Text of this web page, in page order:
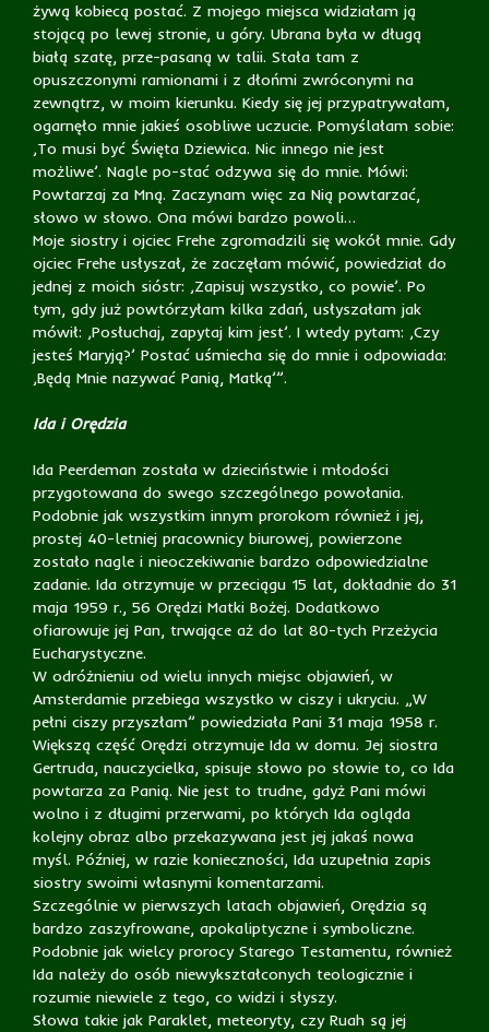
żywą kobiecą postać. Z mojego miejsca widziałam ją
stojącą po lewej stronie, u góry. Ubrana była w długą
białą szatę, prze-pasaną w talii. Stała tam z
opuszczonymi ramionami i z dłońmi zwróconymi na
zewnątrz, w moim kierunku. Kiedy się jej przypatrywałam,
ogarnęło mnie jakieś osobliwe uczucie. Pomyślałam sobie:
‚To musi być Święta Dziewica. Nic innego nie jest
możliwe’. Nagle po-stać odzywa się do mnie. Mówi:
Powtarzaj za Mną. Zaczynam więc za Nią powtarzać,
słowo w słowo. Ona mówi bardzo powoli…
Moje siostry i ojciec Frehe zgromadzili się wokół mnie. Gdy
ojciec Frehe usłyszał, że zaczęłam mówić, powiedział do
jednej z moich sióstr: ‚Zapisuj wszystko, co powie’. Po
tym, gdy już powtórzyłam kilka zdań, usłyszałam jak
mówił: ‚Posłuchaj, zapytaj kim jest’. I wtedy pytam: ‚Czy
jesteś Maryją?’ Postać uśmiecha się do mnie i odpowiada:
‚Będą Mnie nazywać Panią, Matką’”.
Ida i Orędzia
Ida Peerdeman została w dzieciństwie i młodości
przygotowana do swego szczególnego powołania.
Podobnie jak wszystkim innym prorokom również i jej,
prostej 40-letniej pracownicy biurowej, powierzone
zostało nagle i nieoczekiwanie bardzo odpowiedzialne
zadanie. Ida otrzymuje w przeciągu 15 lat, dokładnie do 31
maja 1959 r., 56 Orędzi Matki Bożej. Dodatkowo
ofiarowuje jej Pan, trwające aż do lat 80-tych Przeżycia
Eucharystyczne.
W odróżnieniu od wielu innych miejsc objawień, w
Amsterdamie przebiega wszystko w ciszy i ukryciu. „W
pełni ciszy przyszłam” powiedziała Pani 31 maja 1958 r.
Większą część Orędzi otrzymuje Ida w domu. Jej siostra
Gertruda, nauczycielka, spisuje słowo po słowie to, co Ida
powtarza za Panią. Nie jest to trudne, gdyż Pani mówi
wolno i z długimi przerwami, po których Ida ogląda
kolejny obraz albo przekazywana jest jej jakaś nowa
myśl. Później, w razie konieczności, Ida uzupełnia zapis
siostry swoimi własnymi komentarzami.
Szczególnie w pierwszych latach objawień, Orędzia są
bardzo zaszyfrowane, apokaliptyczne i symboliczne.
Podobnie jak wielcy prorocy Starego Testamentu, również
Ida należy do osób niewykształconych teologicznie i
rozumie niewiele z tego, co widzi i słyszy.
Słowa takie jak Paraklet, meteoryty, czy Ruah są jej